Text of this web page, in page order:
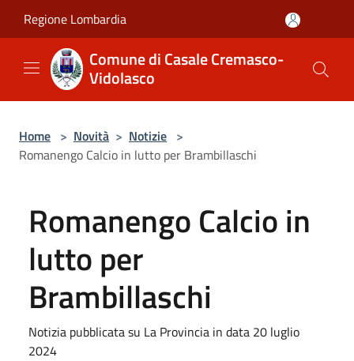
Regione Lombardia
Comune di Casale Cremasco-
Vidolasco
Home > Novità > Notizie >
Romanengo Calcio in lutto per Brambillaschi
Romanengo Calcio in
lutto per
Brambillaschi
Notizia pubblicata su La Provincia in data 20 luglio
2024